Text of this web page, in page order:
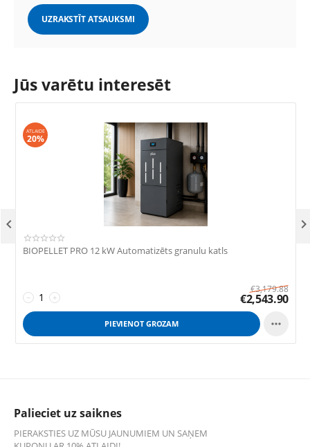
UZRAKSTĪT ATSAUKSMI
Jūs varētu interesēt
ATLAIDE
20%
BIOPELLET PRO 12 kW Automatizēts granulu katls
+
−
€3,179.88
€2,543.90
PIEVIENOT GROZAM 

Palieciet uz saiknes
PIERAKSTIES UZ MŪSU JAUNUMIEM UN SAŅEM